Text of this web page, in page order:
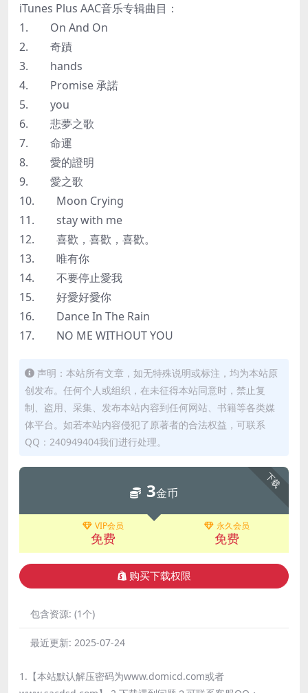
iTunes Plus AAC音乐专辑曲目：
1. On And On
2. 奇蹟
3. hands
4. Promise 承諾
5. you
6. 悲夢之歌
7. 命運
8. 愛的證明
9. 愛之歌
10. Moon Crying
11. stay with me
12. 喜歡，喜歡，喜歡。
13. 唯有你
14. 不要停止愛我
15. 好愛好愛你
16. Dance In The Rain
17. NO ME WITHOUT YOU
声明：本站所有文章，如无特殊说明或标注，均为本站原
创发布。任何个人或组织，在未征得本站同意时，禁止复
制、盗用、采集、发布本站内容到任何网站、书籍等各类媒
体平台。如若本站内容侵犯了原著者的合法权益，可联系
QQ：240949404我们进行处理。
下载
3金币
VIP会员
免费
永久会员
免费
购买下载权限
包含资源: (1个)
最近更新: 2025-07-24
1.【本站默认解压密码为www.domicd.com或者